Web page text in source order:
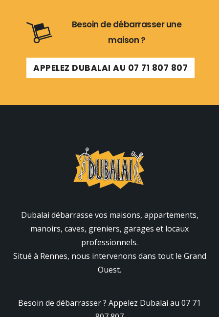
Besoin de débarrasser une
maison ?
APPELEZ DUBALAI AU 07 71 807 807
Dubalai débarrasse vos maisons, appartements,
manoirs, caves, greniers, garages et locaux
professionnels.
Situé à Rennes, nous intervenons dans tout le Grand
Ouest.
Besoin de débarrasser ? Appelez Dubalai au 07 71